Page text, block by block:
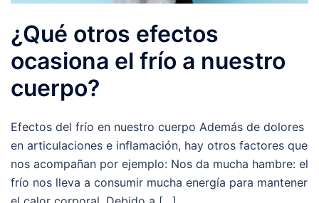
¿Qué otros efectos
ocasiona el frío a nuestro
cuerpo?
Efectos del frío en nuestro cuerpo Además de dolores
en articulaciones e inflamación, hay otros factores que
nos acompañan por ejemplo: Nos da mucha hambre: el
frío nos lleva a consumir mucha energía para mantener